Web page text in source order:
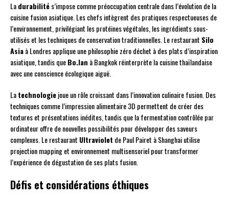
Ladurabilités’impose comme préoccupation centrale dans l’évolution de la
cuisine fusion asiatique. Les chefs intègrent des pratiques respectueuses de
l’environnement, privilégiant les protéines végétales, les ingrédients sous-
utilisés et les techniques de conservation traditionnelles. Le restaurant Silo
Asiaà Londres applique une philosophie zéro déchet à des plats d’inspiration
asiatique, tandis queBo.lan à Bangkok réinterprète la cuisine thaïlandaise
avec une conscience écologique aiguë.
Latechnologiejoue un rôle croissant dans l’innovation culinaire fusion. Des
techniques comme l’impression alimentaire 3D permettent de créer des
textures et présentations inédites, tandis que la fermentation contrôlée par
ordinateur offre de nouvelles possibilités pour développer des saveurs
complexes. Le restaurant Ultraviolet de Paul Pairet à Shanghai utilise
projection mapping et environnement multisensoriel pour transformer
l’expérience de dégustation de ses plats fusion.
Défis et considérations éthiques